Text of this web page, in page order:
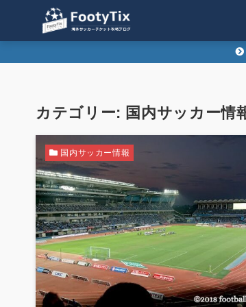
カテゴリー: 国内サッカー情
国内サッカー情報